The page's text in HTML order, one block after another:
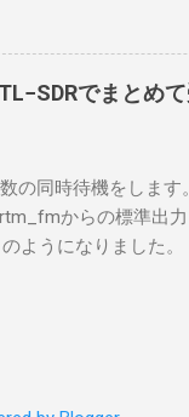
ライアントPCまでの
USB SerialとUSB
がり、CI-Vでのコ
おり、USB Serialな
き、USB Audioから
ライアントPCでは
事を分担するように
のか調べながら実
ずは管理者権限で
で、PowerShellが起
き出す。 pnputil /
下記のよう場所
ス GUID:
署名者名:
が win10pcap に該
でまとめ
の同時待機をします
からの標準出
ようになりました
-r 48000 -